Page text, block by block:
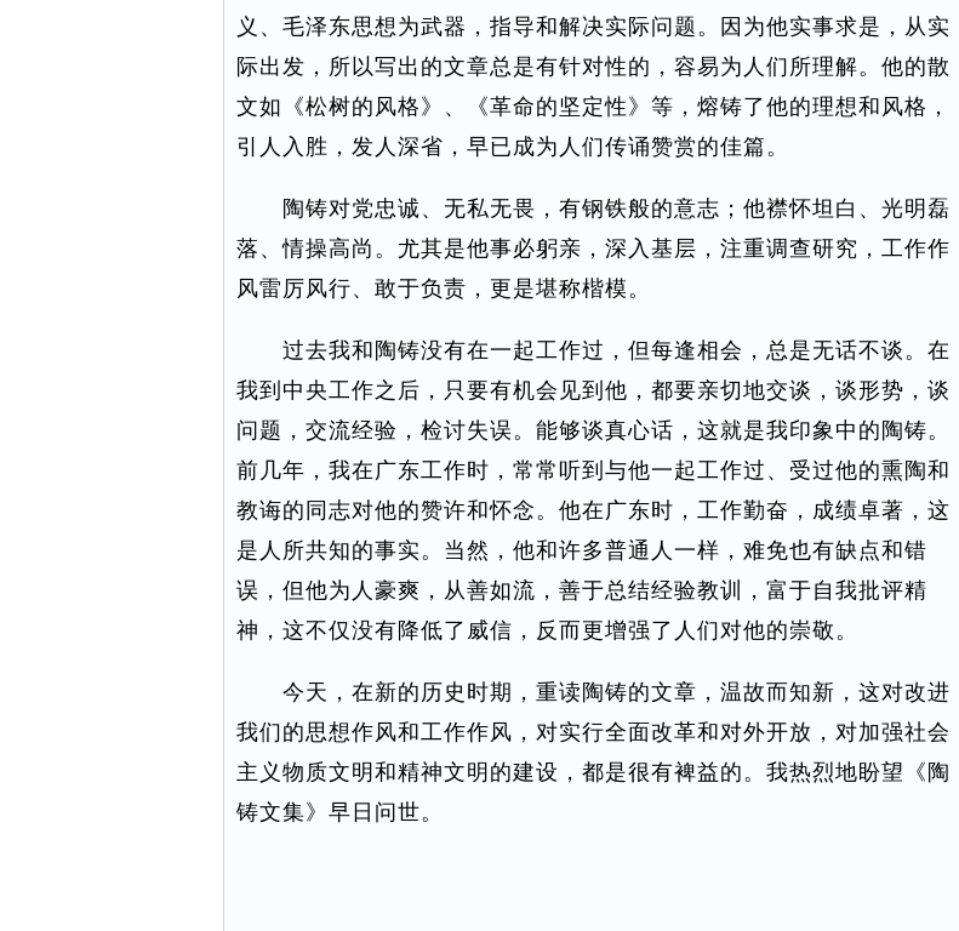
义、毛泽东思想为武器，指导和解决实际问题。因为他实事求是，从实
际出发，所以写出的文章总是有针对性的，容易为人们所理解。他的散
文如《松树的风格》、《革命的坚定性》等，熔铸了他的理想和风格，
引人入胜，发人深省，早已成为人们传诵赞赏的佳篇。
陶铸对党忠诚、无私无畏，有钢铁般的意志；他襟怀坦白、光明磊
落、情操高尚。尤其是他事必躬亲，深入基层，注重调查研究，工作作
风雷厉风行、敢于负责，更是堪称楷模。
过去我和陶铸没有在一起工作过，但每逢相会，总是无话不谈。在
我到中央工作之后，只要有机会见到他，都要亲切地交谈，谈形势，谈
问题，交流经验，检讨失误。能够谈真心话，这就是我印象中的陶铸。
前几年，我在广东工作时，常常听到与他一起工作过、受过他的熏陶和
教诲的同志对他的赞许和怀念。他在广东时，工作勤奋，成绩卓著，这
是人所共知的事实。当然，他和许多普通人一样，难免也有缺点和错
误，但他为人豪爽，从善如流，善于总结经验教训，富于自我批评精
神，这不仅没有降低了威信，反而更增强了人们对他的崇敬。
今天，在新的历史时期，重读陶铸的文章，温故而知新，这对改进
我们的思想作风和工作作风，对实行全面改革和对外开放，对加强社会
主义物质文明和精神文明的建设，都是很有裨益的。我热烈地盼望《陶
铸文集》早日问世。